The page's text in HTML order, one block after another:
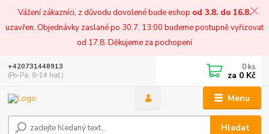
Vážení zákazníci, z důvodu dovolené bude eshop od 3.8. do 16.8.
uzavřen. Objednávky zaslané po 30.7. 13:00 budeme postupně vyřizovat
od 17.8. Děkujeme za pochopení
Menu
Hledat
+420731448913
(Po-Pá, 8-14 hod.)
0 ks
za 0 Kč